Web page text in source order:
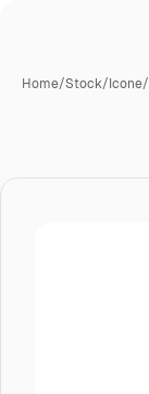
Home/Stock/Icone/